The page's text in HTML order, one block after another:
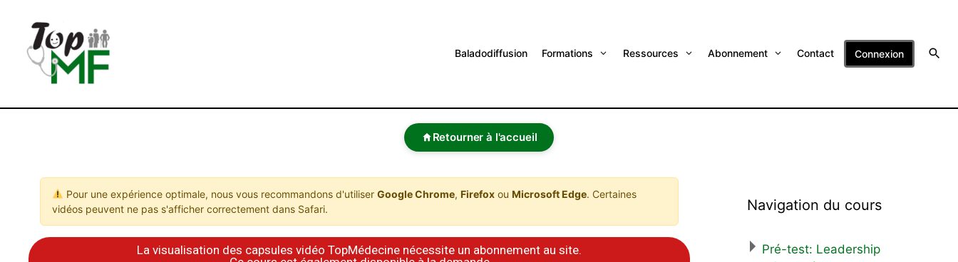
Baladodiffusion Formations Ressources Abonnement Contact Connexion
Retourner à l'accueil
Pour une expérience optimale, nous vous recommandons d'utiliser Google Chrome, Firefoxou Microsoft Edge. Certaines
vidéos peuvent ne pas s'afficher correctement dans Safari.
La visualisation des capsules vidéo TopMédecine nécessite un abonnement au site.
Navigation du cours
Pré-test: Leadership